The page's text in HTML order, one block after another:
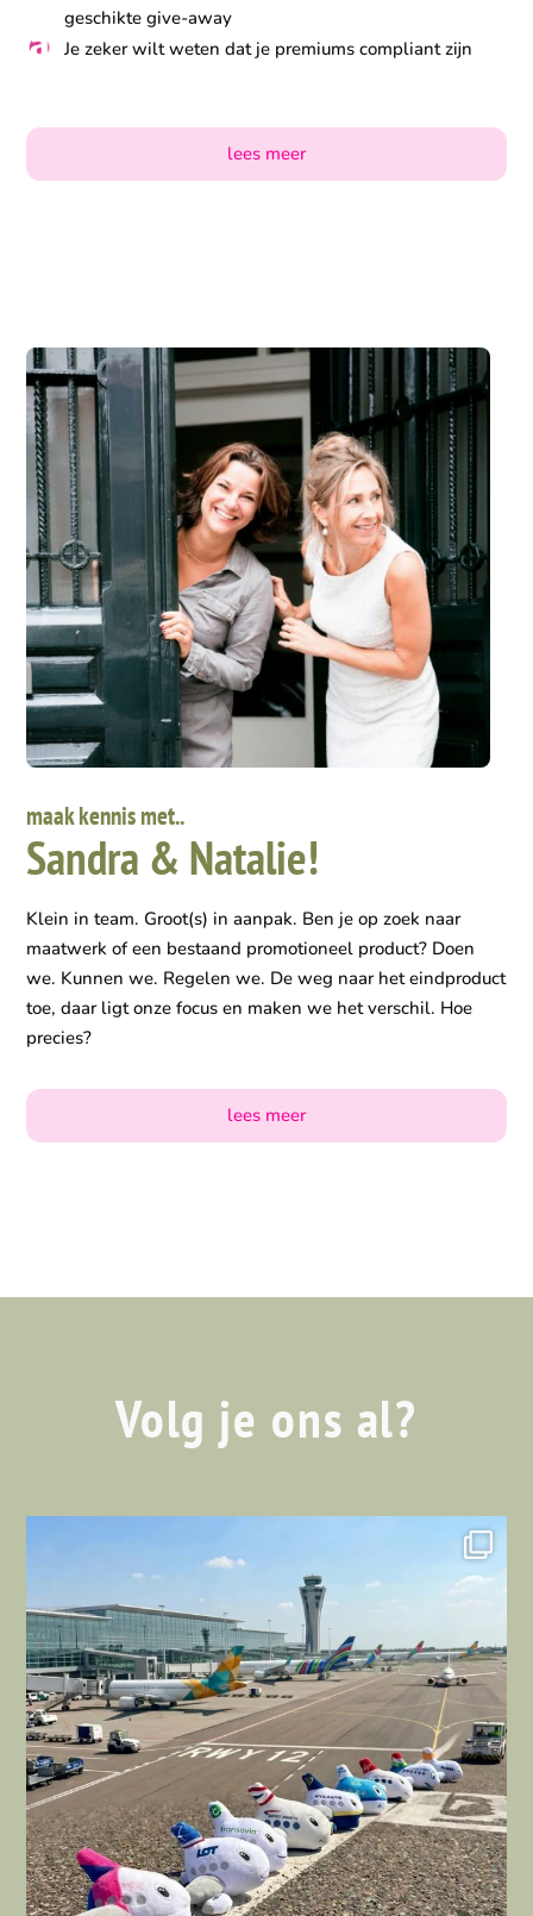
geschikte give-away
Je zeker wilt weten dat je premiums compliant zijn
lees meer
maak kennis met..
Sandra & Natalie!
Klein in team. Groot(s) in aanpak. Ben je op zoek naar
maatwerk of een bestaand promotioneel product? Doen
we. Kunnen we. Regelen we. De weg naar het eindproduct
toe, daar ligt onze focus en maken we het verschil. Hoe
precies?
lees meer
Volg je ons al?